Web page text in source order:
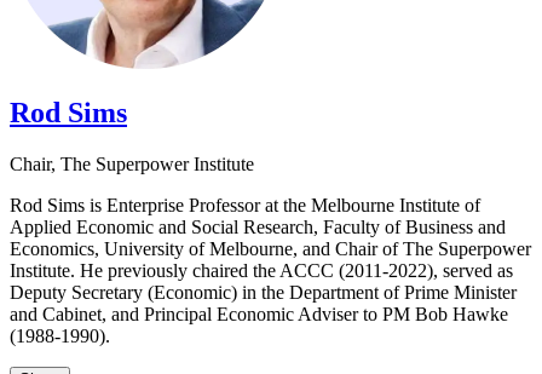
Rod Sims​​​​‌ ‍ ​‍​‍‌‍ ‌ ​‍‌‍‍‌‌‍‌ ‌‍‍‌‌‍ ‍​‍​‍​ ‍‍​‍​‍‌ ​ ‌‍​‌‌‍ ‍‌‍‍‌‌ ‌​‌ ‍‌​‍ ‍‌‍‍‌‌‍ ​‍​‍​‍ ​​‍​‍‌‍‍​‌ ​‍‌‍‌‌‌‍‌‍​‍​‍​ ‍‍​‍​‍‌‍‍​‌ ‌​‌ ‌​‌ ​​​ ‍‍​‍ ​‍ ‌‍ ​‌‍ ‌‍​ ‌‍​‌‌‍ ​‌‍‍​‌‍ ‌ ​ ‌ ‌​​ ‍‍​ ​ ​ ​ ​ ​ ​ ​ ​‍ ‌‍‍‌‌‍ ‍‌ ‌​‌‍‌‌‌‍ ‍‌ ‌​​‍ ‌‍‌‌‌‍‌​‌‍‍‌‌ ‌​​‍ ‌‍ ‌‌‍ ‌‍‌​‌‍‌‌​ ‌‌ ​​‌ ​‍‌‍‌‌‌ ​ ‌‍‌‌‌‍ ‍‌ ‌​‌‍​‌‌ ‌​‌‍‍‌‌‍ ‌‍ ‍​ ‍ ‌‍‍‌‌‍‌​​ ‌​ ‌‌​ ‍​​ ‌‌​ ​‍‌‍‌​​ ‍‌​ ‌‍​ ‍​​‍ ‌​ ‍​​ ‍‌‌‍​‍​ ‌ ​‍ ‌​ ‌​​ ‍​​ ‌​‌‍‌‍​‍ ‌‌‍​‍​ ​‍​ ‍​​ ‌‍​‍ ‌​ ‍‌​ ‌‌​ ​‌‌‍​ ‌‍​‌​ ​ ​ ‍​​ ​‍‌‍​ ​ ​‌​ ‌​​ ‍‌​ ‍ ‌ ‌​‌ ‍‌‌ ​​‌‍‌‌​ ‌‌‍​‌‌ ‌‌‌ ‌​‌‍‍​‌‍ ‌ ​‍​ ‍ ‌ ​​‌‍​‌‌ ‌​‌‍‍​​ ‌‌‍ ‍‌‍​‌‌‍ ‌‌‍‌‌​ ‌‍​‍‌‍​‌‌ ​ ‌‍‌‌‌‌‌‌‌ ​‍‌‍ ​​ ‌‌‍‍​‌ ‌​‌ ‌​‌ ​​​‍‌‌​ ​ ‌​​‌​‍‌‌​ ​‍‌​‌‍​‍‌‌​ ​‍‌​‌‍‌‍ ​‌‍ ‌‍​ ‌‍​‌‌‍ ​‌‍‍​‌‍ ‌ ​ ‌ ‌​​‍‌‌​ ​ ‌​​‌​ ​ ​ ​ ​ ​ ​ ​ ​‍‌‍‌‍‍‌‌‍‌​​ ‌​ ‌‌​ ‍​​ ‌‌​ ​‍‌‍‌​​ ‍‌​ ‌‍​ ‍​​‍ ‌​ ‍​​ ‍‌‌‍​‍​ ‌ ​‍ ‌​ ‌​​ ‍​​ ‌​‌‍‌‍​‍ ‌‌‍​‍​ ​‍​ ‍​​ ‌‍​‍ ‌​ ‍‌​ ‌‌​ ​‌‌‍​ ‌‍​‌​ ​ ​ ‍​​ ​‍‌‍​ ​ ​‌​ ‌​​ ‍‌​‍‌‍‌ ‌​‌ ‍‌‌ ​​‌‍‌‌​ ‌‌‍​‌‌ ‌‌‌ ‌​‌‍‍​‌‍ ‌ ​‍​‍‌‍‌ ​​‌‍​‌‌ ‌​‌‍‍​​ ‌‌‍ ‍‌‍​‌‌‍ ‌‌‍‌‌​‍‌‍‌ ​​‌‍‌‌‌ ​‍‌ ​ ‌ ​​‌‍‌‌‌‍​ ‌ ‌​‌‍‍‌‌ ‌‍‌‍‌‌​ ‌‌ ​​‌ ‌‌‌‍​‍‌‍ ​‌‍‍‌‌ ​ ‌‍‍​‌‍‌‌‌‍‌​​‍​‍‌ ‌
Chair​​​​‌ ‍ ​‍​‍‌‍ ‌ ​‍‌‍‍‌‌‍‌ ‌‍‍‌‌‍ ‍​‍​‍​ ‍‍​‍​‍‌ ​ ‌‍​‌‌‍ ‍‌‍‍‌‌ ‌​‌ ‍‌​‍ ‍‌‍‍‌‌‍ ​‍​‍​‍ ​​‍​‍‌‍‍​‌ ​‍‌‍‌‌‌‍‌‍​‍​‍​ ‍‍​‍​‍‌‍‍​‌ ‌​‌ ‌​‌ ​​​ ‍‍​‍ ​‍ ‌‍ ​‌‍ ‌‍​ ‌‍​‌‌‍ ​‌‍‍​‌‍ ‌ ​ ‌ ‌​​ ‍‍​ ​ ​ ​ ​ ​ ​ ​ ​‍ ‌‍‍‌‌‍ ‍‌ ‌​‌‍‌‌‌‍ ‍‌ ‌​​‍ ‌‍‌‌‌‍‌​‌‍‍‌‌ ‌​​‍ ‌‍ ‌‌‍ ‌‍‌​‌‍‌‌​ ‌‌ ​​‌ ​‍‌‍‌‌‌ ​ ‌‍‌‌‌‍ ‍‌ ‌​‌‍​‌‌ ‌​‌‍‍‌‌‍ ‌‍ ‍​ ‍ ‌‍‍‌‌‍‌​​ ‌​ ‌‌​ ‍​​ ‌‌​ ​‍‌‍‌​​ ‍‌​ ‌‍​ ‍​​‍ ‌​ ‍​​ ‍‌‌‍​‍​ ‌ ​‍ ‌​ ‌​​ ‍​​ ‌​‌‍‌‍​‍ ‌‌‍​‍​ ​‍​ ‍​​ ‌‍​‍ ‌​ ‍‌​ ‌‌​ ​‌‌‍​ ‌‍​‌​ ​ ​ ‍​​ ​‍‌‍​ ​ ​‌​ ‌​​ ‍‌​ ‍ ‌ ‌​‌ ‍‌‌ ​​‌‍‌‌​ ‌‌‍​‌‌ ‌‌‌ ‌​‌‍‍​‌‍ ‌ ​‍​ ‍ ‌ ​​‌‍​‌‌ ‌​‌‍‍​​ ‌‌ ‌​‌‍‍‌‌ ‌​‌‍ ​‌‍‌‌​ ‌‍​‍‌‍​‌‌ ​ ‌‍‌‌‌‌‌‌‌ ​‍‌‍ ​​ ‌‌‍‍​‌ ‌​‌ ‌​‌ ​​​‍‌‌​ ​ ‌​​‌​‍‌‌​ ​‍‌​‌‍​‍‌‌​ ​‍‌​‌‍‌‍ ​‌‍ ‌‍​ ‌‍​‌‌‍ ​‌‍‍​‌‍ ‌ ​ ‌ ‌​​‍‌‌​ ​ ‌​​‌​ ​ ​ ​ ​ ​ ​ ​ ​‍‌‍‌‍‍‌‌‍‌​​ ‌​ ‌‌​ ‍​​ ‌‌​ ​‍‌‍‌​​ ‍‌​ ‌‍​ ‍​​‍ ‌​ ‍​​ ‍‌‌‍​‍​ ‌ ​‍ ‌​ ‌​​ ‍​​ ‌​‌‍‌‍​‍ ‌‌‍​‍​ ​‍​ ‍​​ ‌‍​‍ ‌​ ‍‌​ ‌‌​ ​‌‌‍​ ‌‍​‌​ ​ ​ ‍​​ ​‍‌‍​ ​ ​‌​ ‌​​ ‍‌​‍‌‍‌ ‌​‌ ‍‌‌ ​​‌‍‌‌​ ‌‌‍​‌‌ ‌‌‌ ‌​‌‍‍​‌‍ ‌ ​‍​‍‌‍‌ ​​‌‍​‌‌ ‌​‌‍‍​​ ‌‌ ‌​‌‍‍‌‌ ‌​‌‍ ​‌‍‌‌​‍‌‍‌ ​​‌‍‌‌‌ ​‍‌ ​ ‌ ​​‌‍‌‌‌‍​ ‌ ‌​‌‍‍‌‌ ‌‍‌‍‌‌​ ‌‌ ​​‌ ‌‌‌‍​‍‌‍ ​‌‍‍‌‌ ​ ‌‍‍​‌‍‌‌‌‍‌​​‍​‍‌ ‌, The Superpower Institute​​​​‌ ‍ ​‍​‍‌‍ ‌ ​‍‌‍‍‌‌‍‌ ‌‍‍‌‌‍ ‍​‍​‍​ ‍‍​‍​‍‌ ​ ‌‍​‌‌‍ ‍‌‍‍‌‌ ‌​‌ ‍‌​‍ ‍‌‍‍‌‌‍ ​‍​‍​‍ ​​‍​‍‌‍‍​‌ ​‍‌‍‌‌‌‍‌‍​‍​‍​ ‍‍​‍​‍‌‍‍​‌ ‌​‌ ‌​‌ ​​​ ‍‍​‍ ​‍ ‌‍ ​‌‍ ‌‍​ ‌‍​‌‌‍ ​‌‍‍​‌‍ ‌ ​ ‌ ‌​​ ‍‍​ ​ ​ ​ ​ ​ ​ ​ ​‍ ‌‍‍‌‌‍ ‍‌ ‌​‌‍‌‌‌‍ ‍‌ ‌​​‍ ‌‍‌‌‌‍‌​‌‍‍‌‌ ‌​​‍ ‌‍ ‌‌‍ ‌‍‌​‌‍‌‌​ ‌‌ ​​‌ ​‍‌‍‌‌‌ ​ ‌‍‌‌‌‍ ‍‌ ‌​‌‍​‌‌ ‌​‌‍‍‌‌‍ ‌‍ ‍​ ‍ ‌‍‍‌‌‍‌​​ ‌​ ‍​‌‍​ ​ ‍​​ ‍​​ ‍‌​ ‌‍‌‍‌‌‌‍​‍​‍ ‌​ ‌‌​ ​​​ ‌​‌‍​ ​‍ ‌​ ‌​​ ​‌​ ​ ‌‍‌‍​‍ ‌‌‍​‌​ ‍‌‌‍​ ‌‍​‍​‍ ‌‌‍‌‌‌‍‌‌​ ‍​‌‍​‌​ ​‌​ ‌‍​ ‍‌​ ‍‌​ ​​​ ​​​ ‍‌​ ​ ​ ‍ ‌ ‌​‌ ‍‌‌ ​​‌‍‌‌​ ‌‌‍ ‌ ​‍‌‍‌ ‌‍​‌‌‍ ‍‌‍‍‌‌ ​ ‌‍​‌‌ ‌​‌‍‍‌‌‍ ‌‍ ‍​ ‍ ‌ ​​‌‍​‌‌ ‌​‌‍‍​​ ‌‌‍ ‍‌‍​‌‌‍ ‌‌‍‌‌​ ‌‍​‍‌‍​‌‌ ​ ‌‍‌‌‌‌‌‌‌ ​‍‌‍ ​​ ‌‌‍‍​‌ ‌​‌ ‌​‌ ​​​‍‌‌​ ​ ‌​​‌​‍‌‌​ ​‍‌​‌‍​‍‌‌​ ​‍‌​‌‍‌‍ ​‌‍ ‌‍​ ‌‍​‌‌‍ ​‌‍‍​‌‍ ‌ ​ ‌ ‌​​‍‌‌​ ​ ‌​​‌​ ​ ​ ​ ​ ​ ​ ​ ​‍‌‍‌‍‍‌‌‍‌​​ ‌​ ‍​‌‍​ ​ ‍​​ ‍​​ ‍‌​ ‌‍‌‍‌‌‌‍​‍​‍ ‌​ ‌‌​ ​​​ ‌​‌‍​ ​‍ ‌​ ‌​​ ​‌​ ​ ‌‍‌‍​‍ ‌‌‍​‌​ ‍‌‌‍​ ‌‍​‍​‍ ‌‌‍‌‌‌‍‌‌​ ‍​‌‍​‌​ ​‌​ ‌‍​ ‍‌​ ‍‌​ ​​​ ​​​ ‍‌​ ​ ​‍‌‍‌ ‌​‌ ‍‌‌ ​​‌‍‌‌​ ‌‌‍ ‌ ​‍‌‍‌ ‌‍​‌‌‍ ‍‌‍‍‌‌ ​ ‌‍​‌‌ ‌​‌‍‍‌‌‍ ‌‍ ‍​‍‌‍‌ ​​‌‍​‌‌ ‌​‌‍‍​​ ‌‌‍ ‍‌‍​‌‌‍ ‌‌‍‌‌​‍‌‍‌ ​​‌‍‌‌‌ ​‍‌ ​ ‌ ​​‌‍‌‌‌‍​ ‌ ‌​‌‍‍‌‌ ‌‍‌‍‌‌​ ‌‌ ​​‌ ‌‌‌‍​‍‌‍ ​‌‍‍‌‌ ​ ‌‍‍​‌‍‌‌‌‍‌​​‍​‍‌ ‌
Rod Sims is Enterprise Professor at the Melbourne Institute of
Applied Economic and Social Research, Faculty of Business and
Economics, University of Melbourne, and Chair of The Superpower
Institute. He previously chaired the ACCC (2011-2022), served as
Deputy Secretary (Economic) in the Department of Prime Minister
and Cabinet, and Principal Economic Adviser to PM Bob Hawke
(1988-1990). ​​​​‌ ‍ ​‍​‍‌‍ ‌ ​‍‌‍‍‌‌‍‌ ‌‍‍‌‌‍ ‍​‍​‍​ ‍‍​‍​‍‌ ​ ‌‍​‌‌‍ ‍‌‍‍‌‌ ‌​‌ ‍‌​‍ ‍‌‍‍‌‌‍ ​‍​‍​‍ ​​‍​‍‌‍‍​‌ ​‍‌‍‌‌‌‍‌‍​‍​‍​ ‍‍​‍​‍‌‍‍​‌ ‌​‌ ‌​‌ ​​​ ‍‍​‍ ​‍ ‌‍ ​‌‍ ‌‍​ ‌‍​‌‌‍ ​‌‍‍​‌‍ ‌ ​ ‌ ‌​​ ‍‍​ ​ ​ ​ ​ ​ ​ ​ ​‍ ‌‍‍‌‌‍ ‍‌ ‌​‌‍‌‌‌‍ ‍‌ ‌​​‍ ‌‍‌‌‌‍‌​‌‍‍‌‌ ‌​​‍ ‌‍ ‌‌‍ ‌‍‌​‌‍‌‌​ ‌‌ ​​‌ ​‍‌‍‌‌‌ ​ ‌‍‌‌‌‍ ‍‌ ‌​‌‍​‌‌ ‌​‌‍‍‌‌‍ ‌‍ ‍​ ‍ ‌‍‍‌‌‍‌​​ ‌​ ‌‌​ ‍​​ ‌‌​ ​‍‌‍‌​​ ‍‌​ ‌‍​ ‍​​‍ ‌​ ‍​​ ‍‌‌‍​‍​ ‌ ​‍ ‌​ ‌​​ ‍​​ ‌​‌‍‌‍​‍ ‌‌‍​‍​ ​‍​ ‍​​ ‌‍​‍ ‌​ ‍‌​ ‌‌​ ​‌‌‍​ ‌‍​‌​ ​ ​ ‍​​ ​‍‌‍​ ​ ​‌​ ‌​​ ‍‌​ ‍ ‌ ‌​‌ ‍‌‌ ​​‌‍‌‌​ ‌‌‍​‌‌ ‌‌‌ ‌​‌‍‍​‌‍ ‌ ​‍​ ‍ ‌ ​​‌‍​‌‌ ‌​‌‍‍​​ ‌‌‍‌​‌‍‌‌‌ ​ ‌‍​ ‌ ​‍‌‍‍‌‌ ​​‌ ‌​‌‍‍‌‌‍ ‌‍ ‍​ ‌‍​‍‌‍​‌‌ ​ ‌‍‌‌‌‌‌‌‌ ​‍‌‍ ​​ ‌‌‍‍​‌ ‌​‌ ‌​‌ ​​​‍‌‌​ ​ ‌​​‌​‍‌‌​ ​‍‌​‌‍​‍‌‌​ ​‍‌​‌‍‌‍ ​‌‍ ‌‍​ ‌‍​‌‌‍ ​‌‍‍​‌‍ ‌ ​ ‌ ‌​​‍‌‌​ ​ ‌​​‌​ ​ ​ ​ ​ ​ ​ ​ ​‍‌‍‌‍‍‌‌‍‌​​ ‌​ ‌‌​ ‍​​ ‌‌​ ​‍‌‍‌​​ ‍‌​ ‌‍​ ‍​​‍ ‌​ ‍​​ ‍‌‌‍​‍​ ‌ ​‍ ‌​ ‌​​ ‍​​ ‌​‌‍‌‍​‍ ‌‌‍​‍​ ​‍​ ‍​​ ‌‍​‍ ‌​ ‍‌​ ‌‌​ ​‌‌‍​ ‌‍​‌​ ​ ​ ‍​​ ​‍‌‍​ ​ ​‌​ ‌​​ ‍‌​‍‌‍‌ ‌​‌ ‍‌‌ ​​‌‍‌‌​ ‌‌‍​‌‌ ‌‌‌ ‌​‌‍‍​‌‍ ‌ ​‍​‍‌‍‌ ​​‌‍​‌‌ ‌​‌‍‍​​ ‌‌‍‌​‌‍‌‌‌ ​ ‌‍​ ‌ ​‍‌‍‍‌‌ ​​‌ ‌​‌‍‍‌‌‍ ‌‍ ‍​‍‌‍‌ ​​‌‍‌‌‌ ​‍‌ ​ ‌ ​​‌‍‌‌‌‍​ ‌ ‌​‌‍‍‌‌ ‌‍‌‍‌‌​ ‌‌ ​​‌ ‌‌‌‍​‍‌‍ ​‌‍‍‌‌ ​ ‌‍‍​‌‍‌‌‌‍‌​​‍​‍‌ ‌